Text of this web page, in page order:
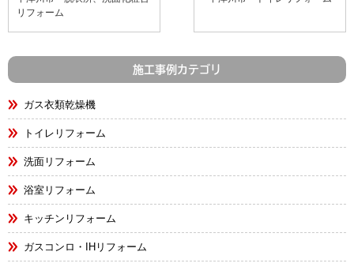
リフォーム
施工事例カテゴリ
ガス衣類乾燥機
トイレリフォーム
洗面リフォーム
浴室リフォーム
キッチンリフォーム
ガスコンロ・IHリフォーム